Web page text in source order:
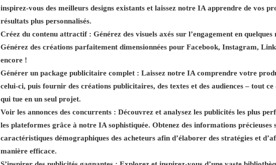
inspirez-vous des meilleurs designs existants et laissez notre IA apprendre de vos
résultats plus personnalisés.
Créez du contenu attractif : Générez des visuels axés sur l’engagement en
Générez des créations parfaitement dimensionnées pour Facebook, Instagram,
encore !
Générer un package publicitaire complet : Laissez notre IA comprendre votre
celui-ci, puis fournir des créations publicitaires, des textes et des audiences – tout
qui tue en un seul projet.
Voir les annonces des concurrents : Découvrez et analysez les publicités les plus
les plateformes grâce à notre IA sophistiquée. Obtenez des informations précieuses
caractéristiques démographiques des acheteurs afin d’élaborer des stratégies et
manière efficace.